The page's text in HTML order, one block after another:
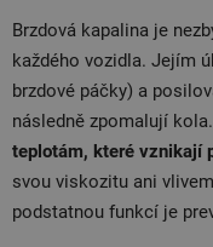
Brzdová kapalina je
každého vozidla. Jejím
brzdové páčky) a
následně zpomalují kola.
teplotám, které vznikají
svou viskozitu ani
podstatnou funkcí je